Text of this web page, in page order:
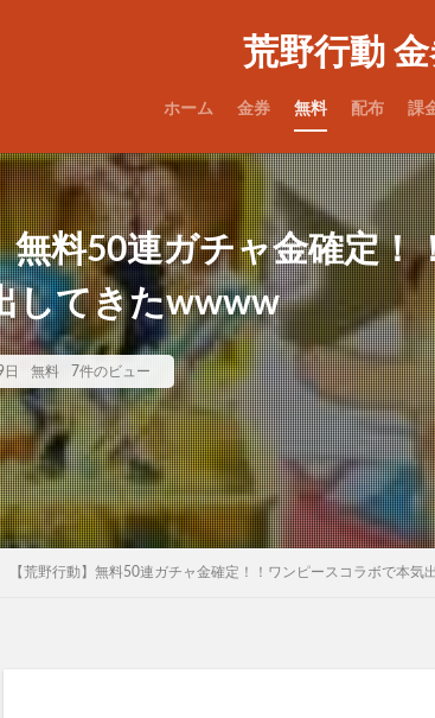
荒野行動
ホーム 金券 無料 配布 課
無料50連ガチャ金確定！
してきたwwww
無料 7件のビュー
【荒野行動】無料50連ガチャ金確定！！ワンピースコラボで本気